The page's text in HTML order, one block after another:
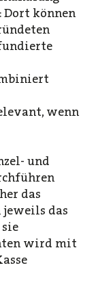
Dort können
wenn
und
das
jeweils das
wird mit